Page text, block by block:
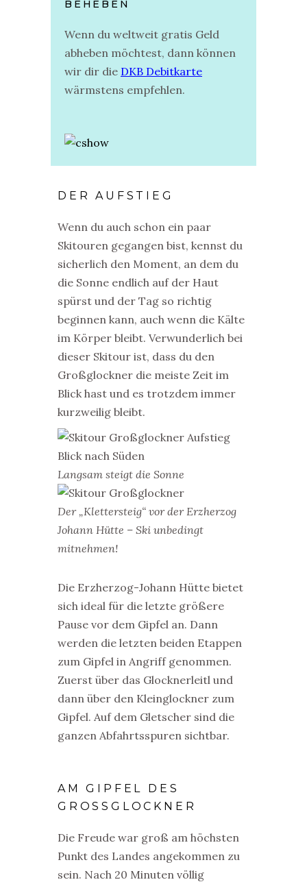
BEHEBEN
Wenn du weltweit gratis Geld
abheben möchtest, dann können
wir dir die DKB Debitkarte
wärmstens empfehlen.
DER AUFSTIEG
Wenn du auch schon ein paar
Skitouren gegangen bist, kennst du
sicherlich den Moment, an dem du
die Sonne endlich auf der Haut
spürst und der Tag so richtig
beginnen kann, auch wenn die Kälte
im Körper bleibt. Verwunderlich bei
dieser Skitour ist, dass du den
Großglockner die meiste Zeit im
Blick hast und es trotzdem immer
kurzweilig bleibt.
Langsam steigt die Sonne
Der „Klettersteig“ vor der Erzherzog
Johann Hütte – Ski unbedingt
mitnehmen!
Die Erzherzog-Johann Hütte bietet
sich ideal für die letzte größere
Pause vor dem Gipfel an. Dann
werden die letzten beiden Etappen
zum Gipfel in Angriff genommen.
Zuerst über das Glocknerleitl und
dann über den Kleinglockner zum
Gipfel. Auf dem Gletscher sind die
ganzen Abfahrtsspuren sichtbar.
AM GIPFEL DES
GROSSGLOCKNER
Die Freude war groß am höchsten
Punkt des Landes angekommen zu
sein. Nach 20 Minuten völlig